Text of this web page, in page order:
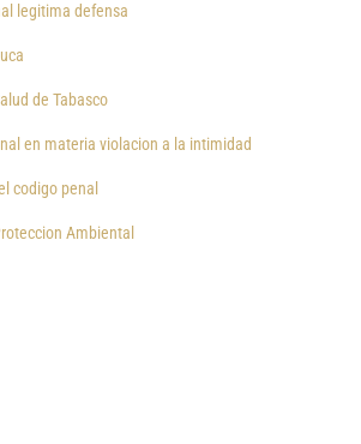
legitima defensa
de Tabasco
en materia violacion a la intimidad
codigo penal
Ambiental